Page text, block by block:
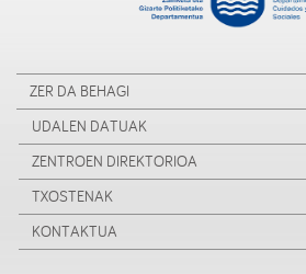
ZER DA BEHAGI
UDALEN DATUAK
ZENTROEN DIREKTORIOA
TXOSTENAK
KONTAKTUA